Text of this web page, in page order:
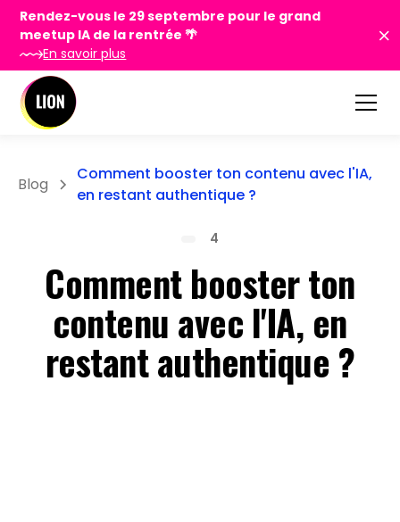
Rendez-vous le 29 septembre pour le grand
meetup IA de la rentrée 🌴
En savoir plus
Blog
Comment booster ton contenu avec l'IA,
en restant authentique ?
4
Comment booster ton
contenu avec l'IA, en
restant authentique ?